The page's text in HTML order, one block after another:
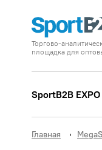
Торгово-
площадка для
SportB2B EXPO
Главная